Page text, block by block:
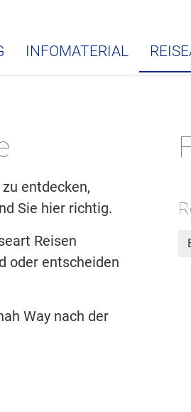
INFOMATERIAL
entdecken,
Sie hier richtig.
Reisen
oder entscheiden
Way nach der